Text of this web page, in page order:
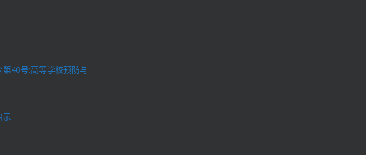
40号:高等学校预防与处理学术不端行为办法
示